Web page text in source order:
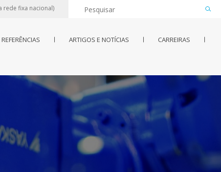
rede fixa nacional)
REFERÊNCIAS ARTIGOS E NOTÍCIAS CARREIRAS